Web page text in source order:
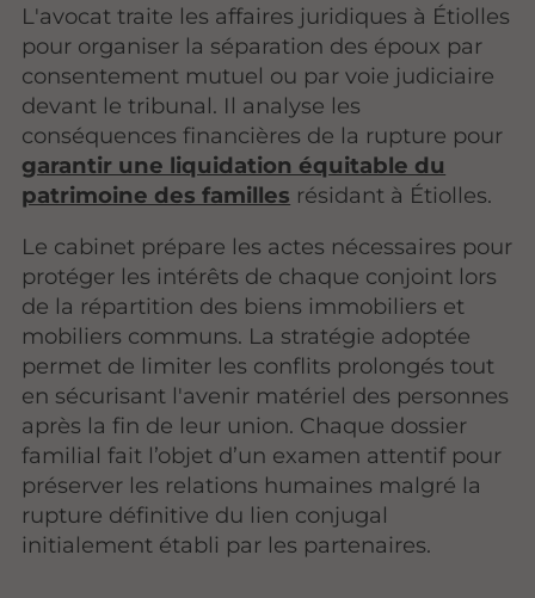
L'avocat traite les affaires juridiques à Étiolles
pour organiser la séparation des époux par
consentement mutuel ou par voie judiciaire
devant le tribunal. Il analyse les
conséquences financières de la rupture pour
garantir une liquidation équitable du
patrimoine des familles résidant à Étiolles.
Le cabinet prépare les actes nécessaires pour
protéger les intérêts de chaque conjoint lors
de la répartition des biens immobiliers et
mobiliers communs. La stratégie adoptée
permet de limiter les conflits prolongés tout
en sécurisant l'avenir matériel des personnes
après la fin de leur union. Chaque dossier
familial fait l’objet d’un examen attentif pour
préserver les relations humaines malgré la
rupture définitive du lien conjugal
initialement établi par les partenaires.